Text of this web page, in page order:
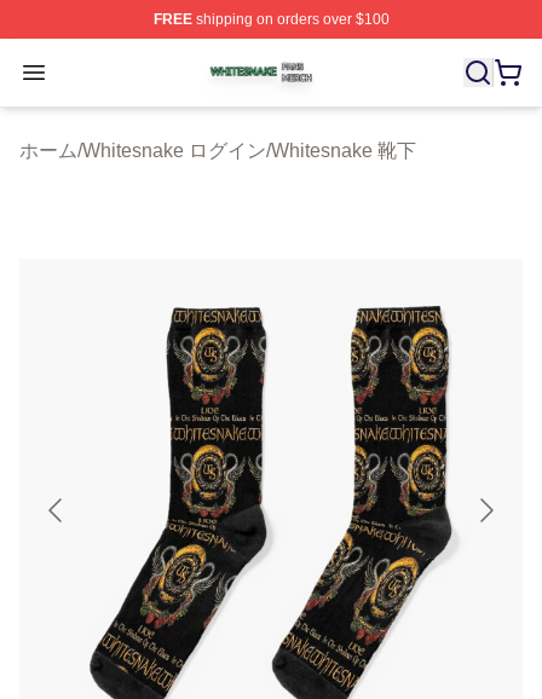
FREEshipping on orders over $100
Open menu
Whitesnake Shop ⚡️ Officially Licensed Whitesnake
ホーム/Whitesnake ログイン/Whitesnake 靴下